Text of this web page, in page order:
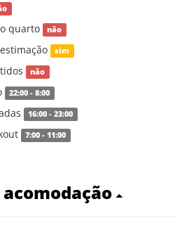
quarto não
sim
não
22:00 - 8:00
16:00 - 23:00
7:00 - 11:00